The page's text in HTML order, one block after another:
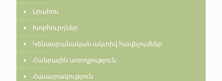
Լրահոս
Խորհուրդներ
Կենսաբանական ակտիվ հավելումներ
Հանրային առողջություն
Հասարակություն